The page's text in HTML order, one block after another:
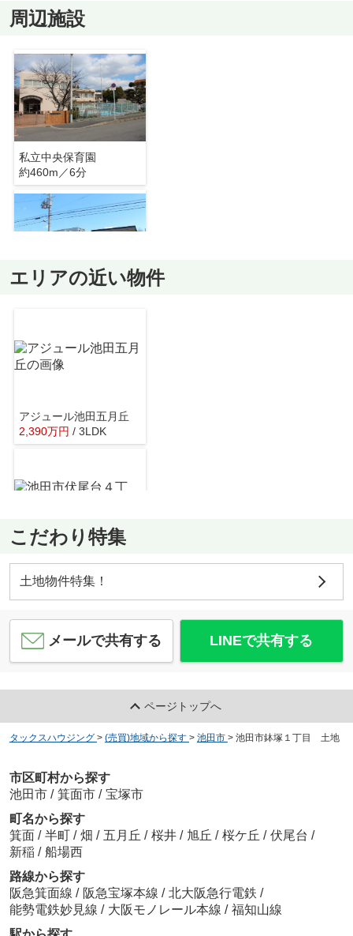
周辺施設
私立中央保育園
約460m／6分
池田市立緑丘小学校
池田市立渋谷中学校
約1640m／21分
サンディ池田城南店
約531m／7分
エリアの近い物件
アジュール池田五月丘
2,390万円 / 3LDK
メゾンドール池田五月山東
1,780万円 / 4LDK
こだわり特集
土地物件特集！
メールで共有する LINEで共有する
ページトップへ
タックスハウジング > (売買)地域から探す > 池田市 > 池田市鉢塚１丁目 土地
市区町村から探す
池田市 / 箕面市 / 宝塚市
町名から探す
箕面 / 半町 / 畑 / 五月丘 / 桜井 / 旭丘 / 桜ケ丘 / 伏尾台 /
新稲 / 船場西
路線から探す
阪急箕面線 / 阪急宝塚本線 / 北大阪急行電鉄 /
能勢電鉄妙見線 / 大阪モノレール本線 / 福知山線